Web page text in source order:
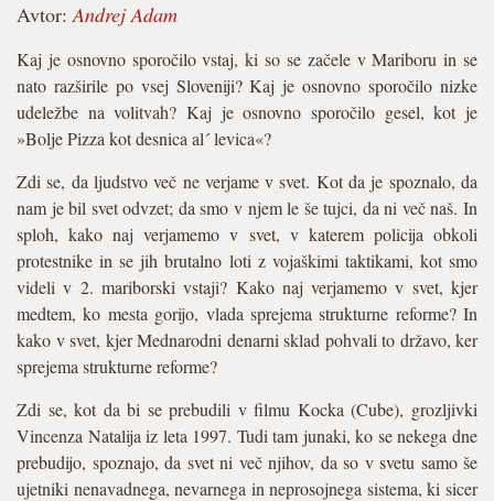
Avtor:Andrej Adam
Kaj je osnovno sporočilo vstaj, ki so se začele v Mariboru in se
nato razširile po vsej Sloveniji? Kaj je osnovno sporočilo nizke
udeležbe na volitvah? Kaj je osnovno sporočilo gesel, kot je
»Bolje Pizza kot desnica al´ levica«?
Zdi se, da ljudstvo več ne verjame v svet. Kot da je spoznalo, da
nam je bil svet odvzet; da smo v njem le še tujci, da ni več naš. In
sploh, kako naj verjamemo v svet, v katerem policija obkoli
protestnike in se jih brutalno loti z vojaškimi taktikami, kot smo
videli v 2. mariborski vstaji? Kako naj verjamemo v svet, kjer
medtem, ko mesta gorijo, vlada sprejema strukturne reforme? In
kako v svet, kjer Mednarodni denarni sklad pohvali to državo, ker
sprejema strukturne reforme?
Zdi se, kot da bi se prebudili v filmu Kocka (Cube), grozljivki
Vincenza Natalija iz leta 1997. Tudi tam junaki, ko se nekega dne
prebudijo, spoznajo, da svet ni več njihov, da so v svetu samo še
ujetniki nenavadnega, nevarnega in neprosojnega sistema, ki sicer